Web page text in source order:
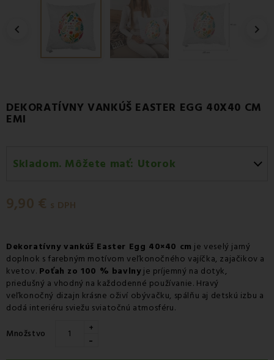
 
DEKORATÍVNY VANKÚŠ EASTER EGG 40X40 CM
EMI
Skladom. Môžete mať: Utorok
Utorok 11.08
Utorok 11.08-Osobný odber v odbernom mieste GLS
Streda 12.08-Packeta doručenie kuriérom na adresu
9,90 € s DPH
Dekoratívny vankúš Easter Egg 40×40 cm je veselý jarný
doplnok s farebným motívom veľkonočného vajíčka, zajačikov a
kvetov. Poťah zo 100 % bavlnyje príjemný na dotyk,
priedušný a vhodný na každodenné používanie. Hravý
veľkonočný dizajn krásne oživí obývačku, spálňu aj detskú izbu a
dodá interiéru sviežu sviatočnú atmosféru.
Množstvo +
-